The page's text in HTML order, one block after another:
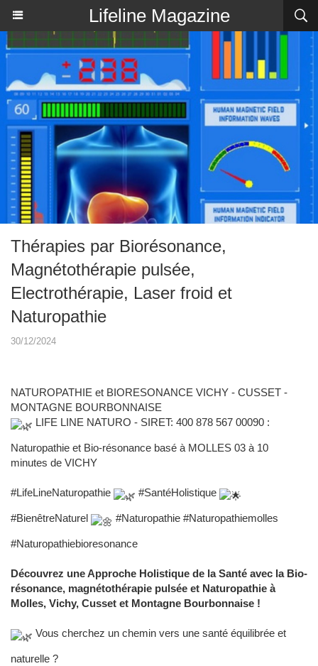
Lifeline Magazine
Thérapies par Biorésonance,
Magnétothérapie pulsée,
Electrothérapie, Laser froid et
Naturopathie
30/12/2024
NATUROPATHIE et BIORESONANCE VICHY - CUSSET -
MONTAGNE BOURBONNAISE
LIFE LINE NATURO - SIRET: 400 878 567 00090 :
Naturopathie et Bio-résonance basé à MOLLES 03 à 10
minutes de VICHY
#LifeLineNaturopathie #SantéHolistique
#BienêtreNaturel #Naturopathie #Naturopathiemolles
#Naturopathiebioresonance
Découvrez une Approche Holistique de la Santé avec la Bio-
résonance, magnétothérapie pulsée et Naturopathie à
Molles, Vichy, Cusset et Montagne Bourbonnaise !
Vous cherchez un chemin vers une santé équilibrée et
naturelle ?